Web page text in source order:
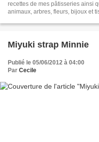
recettes de mes pâtisseries ainsi
animaux, arbres, fleurs, bijoux et
Miyuki strap Minnie
Publié le 05/06/2012 à 04:00
Par Cecile